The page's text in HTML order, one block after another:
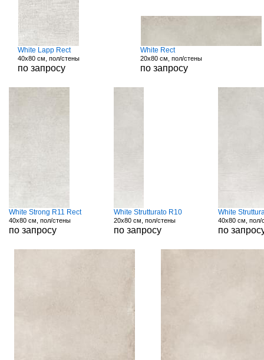
White Lapp Rect
40x80 см, пол/стены
по запросу
White Rect
20x80 см, пол/стены
по запросу
White Strong R11 Rect
40x80 см, пол/стены
по запросу
White Strutturato R10
20x80 см, пол/стены
по запросу
White
40x80 см, пол/
по